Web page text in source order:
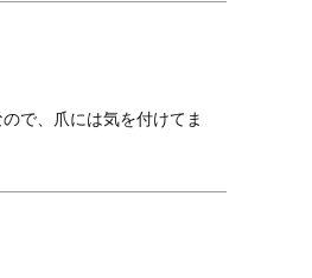
で、爪には気を付けてま